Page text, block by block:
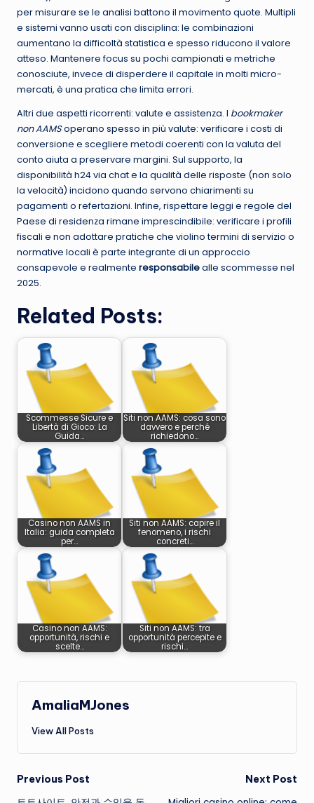
per misurare se le analisi battono il movimento quote. Multipli
e sistemi vanno usati con disciplina: le combinazioni
aumentano la difficoltà statistica e spesso riducono il valore
atteso. Mantenere focus su pochi campionati e metriche
conosciute, invece di disperdere il capitale in molti micro-
mercati, è una pratica che limita errori.
Altri due aspetti ricorrenti: valute e assistenza. I bookmaker
non AAMSoperano spesso in più valute: verificare i costi di
conversione e scegliere metodi coerenti con la valuta del
conto aiuta a preservare margini. Sul supporto, la
disponibilità h24 via chat e la qualità delle risposte (non solo
la velocità) incidono quando servono chiarimenti su
pagamenti o refertazioni. Infine, rispettare leggi e regole del
Paese di residenza rimane imprescindibile: verificare i profili
fiscali e non adottare pratiche che violino termini di servizio o
normative locali è parte integrante di un approccio
consapevole e realmente responsabilealle scommesse nel
2025.
Related Posts:
Scommesse Sicure e
Libertà di Gioco: La
Guida…
Siti non AAMS: cosa sono
davvero e perché
richiedono…
Casino non AAMS in
Italia: guida completa
per…
Siti non AAMS: capire il
fenomeno, i rischi
concreti…
Casino non AAMS:
opportunità, rischi e
scelte…
Siti non AAMS: tra
opportunità percepite e
rischi…
AmaliaMJones
View All Posts
Post
Previous Post Next Post